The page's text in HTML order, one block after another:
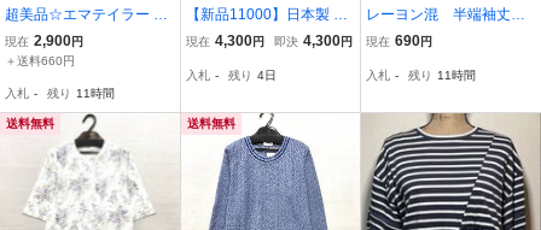
超美品☆エマテイラー E
mma Taylor☆洗える ライ
トダンボール サイドZIP
ズ☆A-O 3871
現在 2,900円
＋送料660円
入札 - 残り 11時間
【新品11000】日本製 綿
100％ 婦人 カットソー M-
か強撚糸 エリ開き小さめ
袖 京染め
現在 4,300円 即決 4,300円
入札 - 残り 4日
レーヨン混 半端袖丈ト
ップス ブラック系 M
現在 690円
入札 - 残り 11時間
送料無料 送料無料